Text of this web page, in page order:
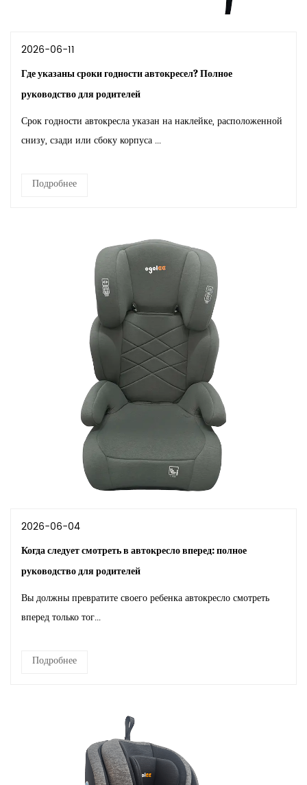
2026-06-11
Где указаны сроки годности автокресел? Полное
руководство для родителей
Срок годности автокресла указан на наклейке, расположенной
снизу, сзади или сбоку корпуса ...
Подробнее
2026-06-04
Когда следует смотреть в автокресло вперед: полное
руководство для родителей
Вы должны превратите своего ребенка автокресло смотреть
вперед только тог...
Подробнее